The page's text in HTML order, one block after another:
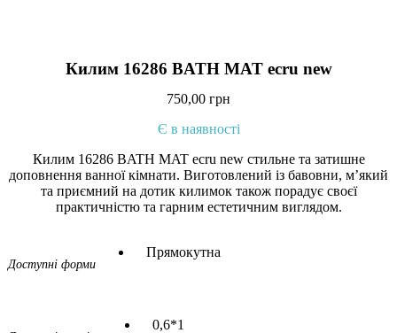
Килим 16286 BATH MAT ecru new
750,00 грн
Є в наявності
Килим 16286 BATH MAT ecru new стильне та затишне
доповнення ванної кімнати. Виготовлений із бавовни, м’який
та приємний на дотик килимок також порадує своєї
практичністю та гарним естетичним виглядом.
Доступні форми
Прямокутна
0,6*1